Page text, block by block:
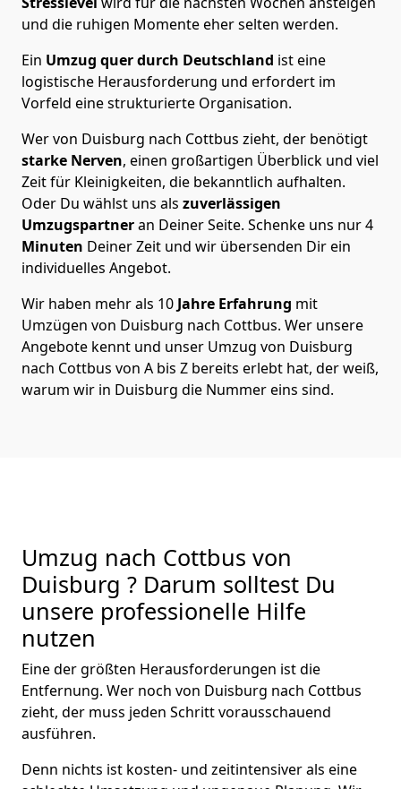
und die ruhigen Momente eher selten werden.
Ein Umzug quer durch Deutschland ist eine
logistische Herausforderung und erfordert im
Vorfeld eine strukturierte Organisation.
Wer von Duisburg nach Cottbus zieht, der benötigt
starke Nerven, einen großartigen Überblick und viel
Zeit für Kleinigkeiten, die bekanntlich aufhalten.
Oder Du wählst uns als zuverlässigen
Umzugspartneran Deiner Seite. Schenke uns nur4
Minuten Deiner Zeit und wir übersenden Dir ein
individuelles Angebot.
Wir haben mehr als 10 Jahre Erfahrung mit
Umzügen von Duisburg nach Cottbus. Wer unsere
Angebote kennt und unser Umzug von Duisburg
nach Cottbus von A bis Z bereits erlebt hat, der weiß,
warum wir in Duisburg die Nummer eins sind.
Umzug nach Cottbus von
Duisburg ? Darum solltest Du
unsere professionelle Hilfe
nutzen
Eine der größten Herausforderungen ist die
Entfernung. Wer noch von Duisburg nach Cottbus
zieht, der muss jeden Schritt vorausschauend
ausführen.
Denn nichts ist kosten- und zeitintensiver als eine